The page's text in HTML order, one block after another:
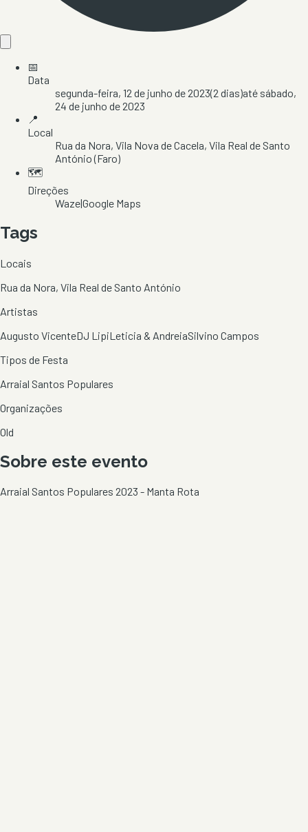
📅
Data
segunda-feira, 12 de junho de 2023(2 dias)até sábado,
24 de junho de 2023
📍
Local
Rua da Nora, Vila Nova de Cacela, Vila Real de Santo
António(Faro)
🗺️
Direções
Waze|Google Maps
Tags
Locais
Rua da Nora, Vila Real de Santo António
Artistas
Augusto VicenteDJ LipiLeticia & AndreiaSilvino Campos
Tipos de Festa
Arraial Santos Populares
Organizações
Old
Sobre este evento
Arraial Santos Populares 2023 - Manta Rota